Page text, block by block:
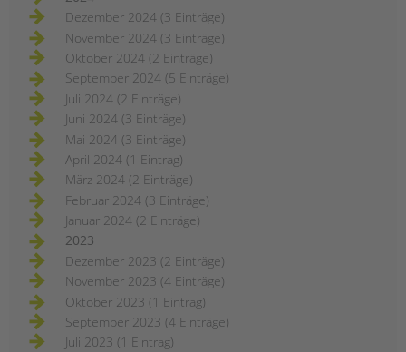
Dezember 2024 (3 Einträge)
November 2024 (3 Einträge)
Oktober 2024 (2 Einträge)
September 2024 (5 Einträge)
Juli 2024 (2 Einträge)
Juni 2024 (3 Einträge)
Mai 2024 (3 Einträge)
April 2024 (1 Eintrag)
März 2024 (2 Einträge)
Februar 2024 (3 Einträge)
Januar 2024 (2 Einträge)
2023
Dezember 2023 (2 Einträge)
November 2023 (4 Einträge)
Oktober 2023 (1 Eintrag)
September 2023 (4 Einträge)
Juli 2023 (1 Eintrag)